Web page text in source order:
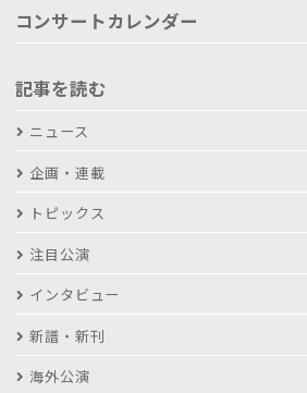
コンサートカレンダー
記事を読む
ニュース
企画・連載
トピックス
注目公演
インタビュー
新譜・新刊
海外公演